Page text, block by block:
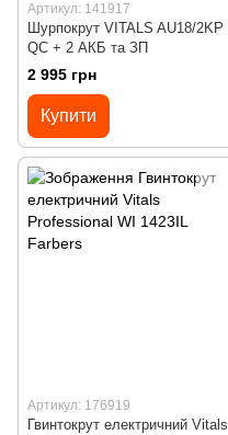
Артикул: 141917
Шурпокрут VITALS AU18/2KP
QC + 2 АКБ та ЗП
2 995 грн
Купити
Артикул: 176919
Гвинтокрут електричний Vitals